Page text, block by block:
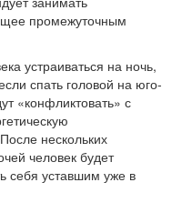
промежуточным
устраиваться на ночь,
спать головой на юго-
«конфликтовать» с
нескольких
человек будет
себя уставшим уже в